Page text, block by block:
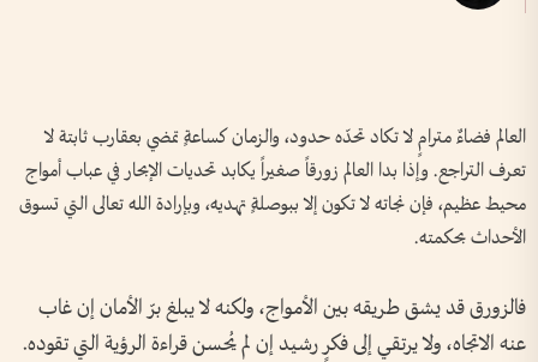
العالم فضاءٌ مترامٍ لا تكاد تحدّه حدود، والزمان كساعةٍ تمضي بعقارب ثابتة لا
تعرف التراجع. وإذا بدا العالم زورقاً صغيراً يكابد تحديات الإبحار في عباب أمواج
محيط عظيم، فإن نجاته لا تكون إلا ببوصلةٍ تهديه، وبإرادة الله تعالى التي تسوق
الأحداث بحكمته.
فالزورق قد يشق طريقه بين الأمواج، ولكنه لا يبلغ برّ الأمان إن غاب
عنه الاتجاه، ولا يرتقي إلى فكرٍ رشيد إن لم يُحسن قراءة الرؤية التي تقوده.